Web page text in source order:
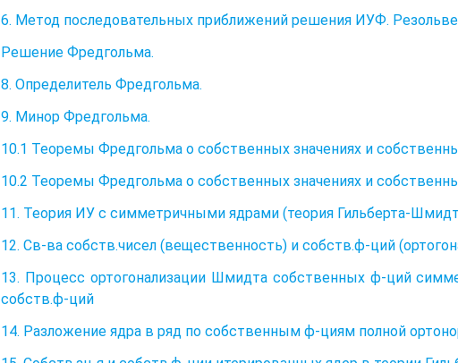
6. Метод последовательных приближений решения ИУФ.
Решение Фредгольма.
8. Определитель Фредгольма.
9. Минор Фредгольма.
10.1 Теоремы Фредгольма о собственных значениях и
10.2 Теоремы Фредгольма о собственных значениях и
11. Теория ИУ с симметричными ядрами (теория Гильберта-
12. Св-ва собств.чисел (вещественность) и собств.ф-ций
13. Процесс ортогонализации Шмидта собственных ф-ций
собств.ф-ций
14. Разложение ядра в ряд по собственным ф-циям полной